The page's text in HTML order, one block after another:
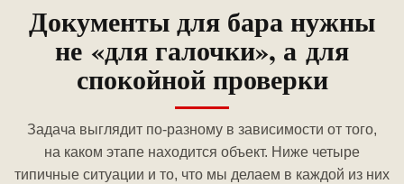
Документы для бара нужны
не «для галочки», а для
спокойной проверки
Задача выглядит по-разному в зависимости от того,
на каком этапе находится объект. Ниже четыре
типичные ситуации и то, что мы делаем в каждой из них